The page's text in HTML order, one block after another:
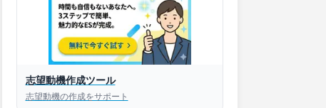
今すぐESを
志望動機作成ツール
志望動機の作成をサポート